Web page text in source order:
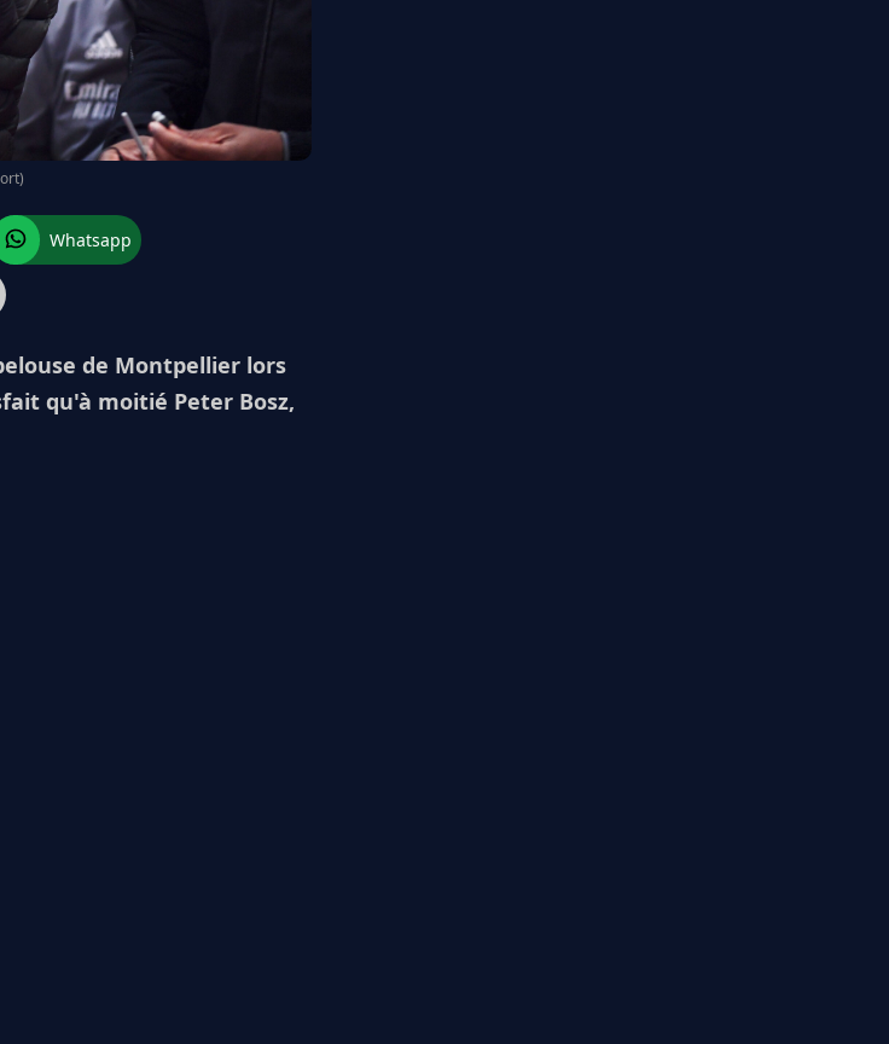
Whatsapp
de Montpellier lors
qu'à moitié Peter Bosz,